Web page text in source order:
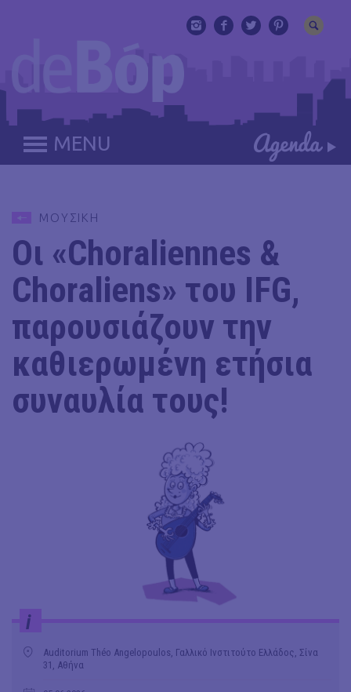
MENU
ΜΟΥΣΙΚΗ
Οι «Choraliennes &
Choraliens» του IFG,
παρουσιάζουν την
καθιερωμένη ετήσια
συναυλία τους!
i
Auditorium Théo Angelopoulos, Γαλλικό Ινστιτούτο Ελλάδος, Σίνα
31, Αθήνα